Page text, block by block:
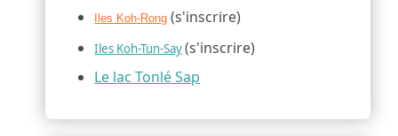
Iles Koh-Rong (s'inscrire)
Iles Koh-Tun-Say(s'inscrire)
Le lac Tonlé Sap